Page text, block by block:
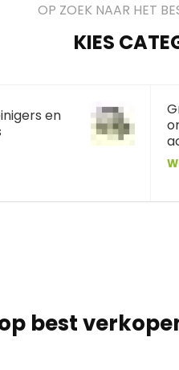
OP ZOEK NAAR HET
KIES
en
best